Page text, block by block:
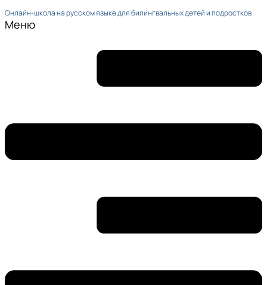
Онлайн-школа на русском языке для билингвальных детей и подростков
Меню